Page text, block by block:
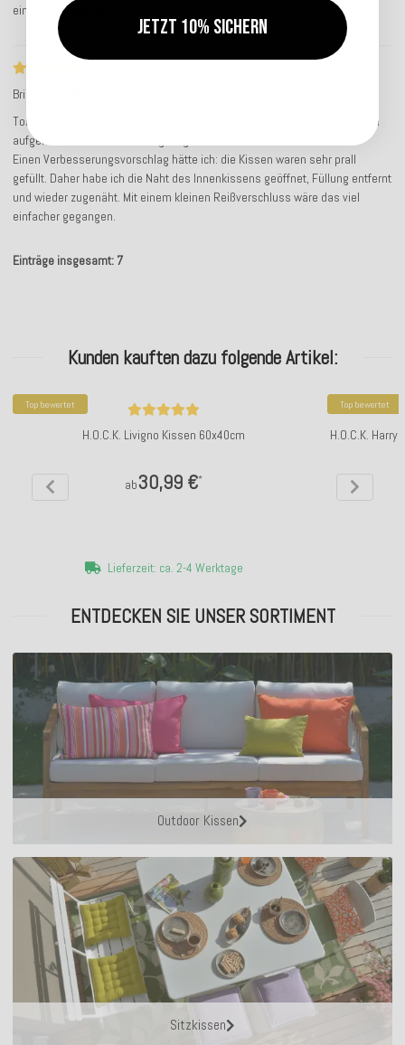
einfacher gegangen.
Brigitte W.
Tolle Kissen und Bezüge, schöne Farben. Änderung wurde sehr freundlich
aufgenommen. Preis-Leistung ist gut.
Einen Verbesserungsvorschlag hätte ich: die Kissen waren sehr prall
gefüllt. Daher habe ich die Naht des Innenkissens geöffnet, Füllung entfernt
und wieder zugenäht. Mit einem kleinen Reißverschluss wäre das viel
einfacher gegangen.
Einträge insgesamt: 7
Kunden kauften dazu folgende Artikel:
Top bewertet
H.O.C.K. Livigno Kissen 60x40cm
ab30,99 €*
Lieferzeit: ca. 2-4 Werktage
Top bewertet
H.O.C.K.
ENTDECKEN SIE UNSER SORTIMENT
Outdoor Kissen
Sitzkissen
Jetzt 10% sichern